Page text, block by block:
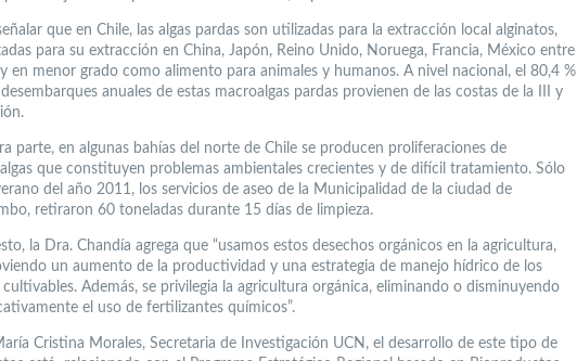
que en Chile, las algas pardas son utilizadas para la extracción local alginatos,
para su extracción en China, Japón, Reino Unido, Noruega, Francia, México entre
en menor grado como alimento para animales y humanos. A nivel nacional, el 80,4 %
anuales de estas macroalgas pardas provienen de las costas de la III y
parte, en algunas bahías del norte de Chile se producen proliferaciones de
que constituyen problemas ambientales crecientes y de difícil tratamiento. Sólo
del año 2011, los servicios de aseo de la Municipalidad de la ciudad de
retiraron 60 toneladas durante 15 días de limpieza.
la Dra. Chandía agrega que “usamos estos desechos orgánicos en la agricultura,
un aumento de la productividad y una estrategia de manejo hídrico de los
cultivables. Además, se privilegia la agricultura orgánica, eliminando o disminuyendo
el uso de fertilizantes químicos”.
Cristina Morales, Secretaria de Investigación UCN, el desarrollo de este tipo de